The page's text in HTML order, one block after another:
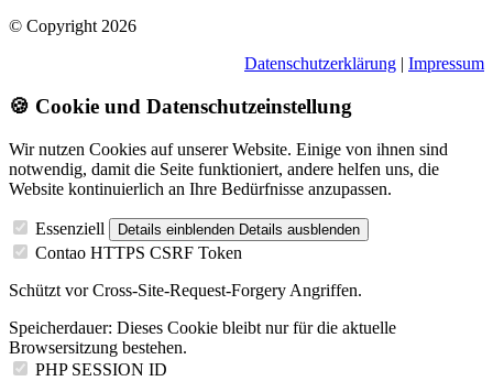
© Copyright 2026
Datenschutzerklärung | Impressum
🍪 Cookie und Datenschutzeinstellung
Wir nutzen Cookies auf unserer Website. Einige von ihnen sind
notwendig, damit die Seite funktioniert, andere helfen uns, die
Website kontinuierlich an Ihre Bedürfnisse anzupassen.
Essenziell Details einblenden Details ausblenden
Contao HTTPS CSRF Token
Schützt vor Cross-Site-Request-Forgery Angriffen.
Speicherdauer: Dieses Cookie bleibt nur für die aktuelle
Browsersitzung bestehen.
PHP SESSION ID